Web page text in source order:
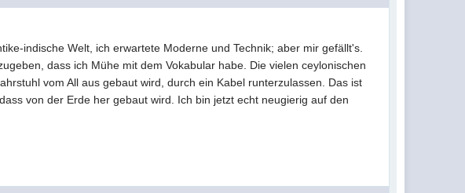
indische Welt, ich erwartete Moderne und Technik; aber mir gefällt's.
dass ich Mühe mit dem Vokabular habe. Die vielen ceylonischen
vom All aus gebaut wird, durch ein Kabel runterzulassen. Das ist
von der Erde her gebaut wird. Ich bin jetzt echt neugierig auf den